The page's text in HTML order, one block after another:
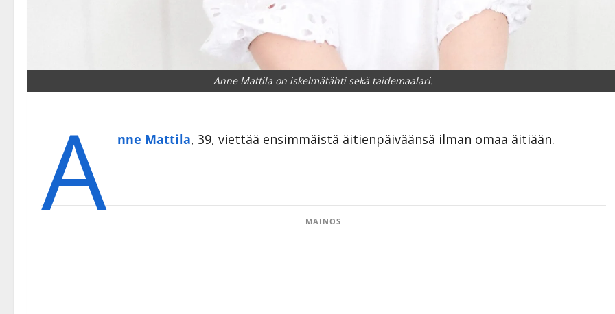
Anne Mattila on iskelmätähti sekä taidemaalari.
A nne Mattila, 39, viettää ensimmäistä äitienpäiväänsä ilman omaa äitiään.
MAINOS